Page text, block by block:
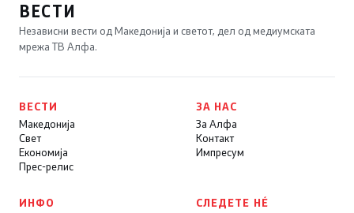
ВЕСТИ
Независни вести од Македонија и светот, дел од медиумската
мрежа ТВ Алфа.
ВЕСТИ
Македонија
Свет
Економија
Прес-релис
ЗА НАС
За Алфа
Контакт
Импресум
ИНФО СЛЕДЕТЕ НÉ